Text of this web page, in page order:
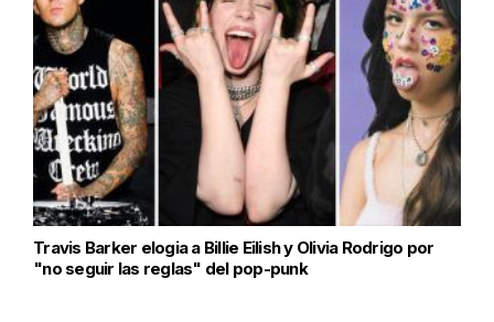
Travis Barker elogia a Billie Eilish y Olivia Rodrigo por
"no seguir las reglas" del pop-punk